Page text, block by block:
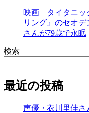
映画「タイタニッ
リング』のセオ
さんが79歳で永眠
検索
最近の投稿
声優・衣川里佳さ